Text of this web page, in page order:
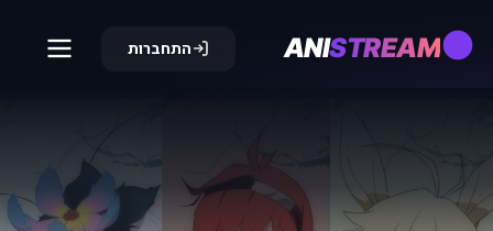
ANISTREAM התחברות